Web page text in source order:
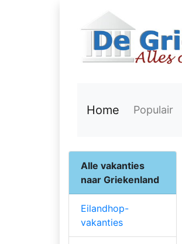
Home Populair
Alle vakanties
naar Griekenland
Eilandhop-
vakanties